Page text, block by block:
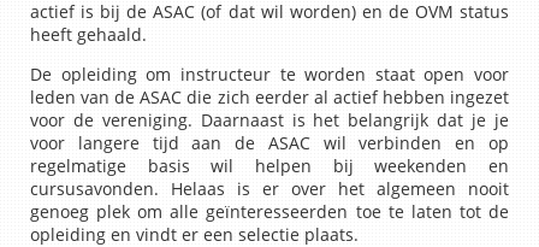
actief is bij de ASAC (of dat wil worden) en de OVM status
heeft gehaald.
De opleiding om instructeur te worden staat open voor
leden van de ASAC die zich eerder al actief hebben ingezet
voor de vereniging. Daarnaast is het belangrijk dat je je
voor langere tijd aan de ASAC wil verbinden en op
regelmatige basis wil helpen bij weekenden en
cursusavonden. Helaas is er over het algemeen nooit
genoeg plek om alle geïnteresseerden toe te laten tot de
opleiding en vindt er een selectie plaats.